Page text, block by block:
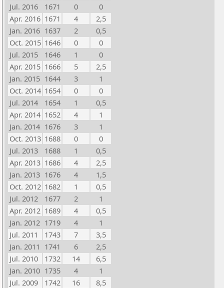
Jul. 2016
1671 0
0
Apr. 2016 1671 4
2,5
Jan. 2016 1637 2
0,5
Oct. 2015 1646 0
0
Jul. 2015
1646 1
0
Apr. 2015 1666 5
2,5
Jan. 2015 1644 3
1
Oct. 2014 1654 0
0
Jul. 2014
1654 1
0,5
Apr. 2014 1652 4
1
Jan. 2014 1676 3
1
Oct. 2013 1688 0
0
Jul. 2013
1688 1
0,5
Apr. 2013 1686 4
2,5
Jan. 2013 1676 4
1,5
Oct. 2012 1682 1
0,5
Jul. 2012
1677 2
1
Apr. 2012 1689 4
0,5
Jan. 2012 1719 4
1
Jul. 2011
1743 7
3,5
Jan. 2011 1741 6
2,5
Jul. 2010
1732 14
6,5
Jan. 2010 1735 4
1
Jul. 2009
1742 16
8,5